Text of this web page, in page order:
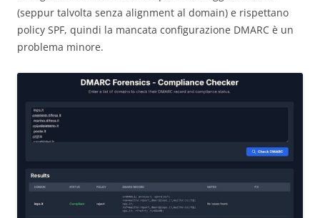
(seppur talvolta senza alignment al domain) e rispettano
policy SPF, quindi la mancata configurazione DMARC è un
problema minore.